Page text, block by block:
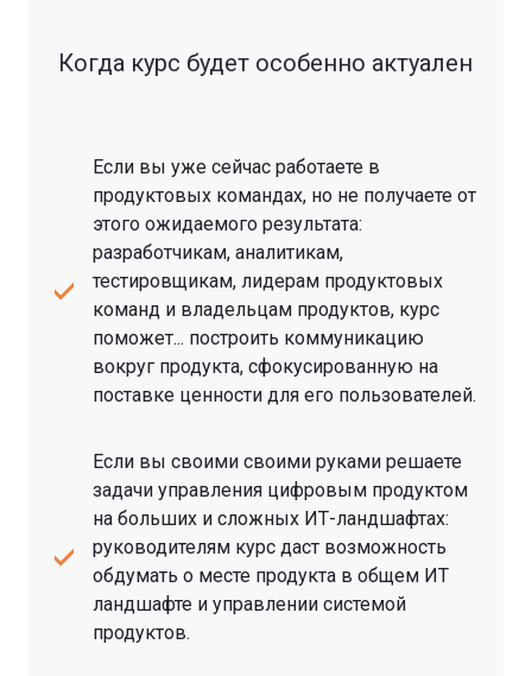
Когда курс будет особенно актуален
Если вы уже сейчас работаете в
продуктовых командах, но не получаете от
этого ожидаемого результата:
разработчикам, аналитикам,
тестировщикам, лидерам продуктовых
команд и владельцам продуктов, курс
поможет... построить коммуникацию
вокруг продукта, сфокусированную на
поставке ценности для его пользователей.
Если вы своими своими руками решаете
задачи управления цифровым продуктом
на больших и сложных ИТ-ландшафтах:
руководителям курс даст возможность
обдумать о месте продукта в общем ИТ
ландшафте и управлении системой
продуктов.